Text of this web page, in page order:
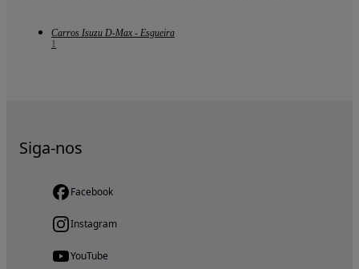
Carros Isuzu D-Max - Esgueira
1
Siga-nos
Facebook
Instagram
YouTube